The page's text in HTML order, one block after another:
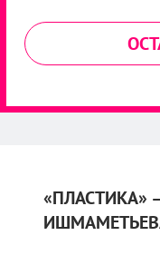
«ПЛАСТИКА»